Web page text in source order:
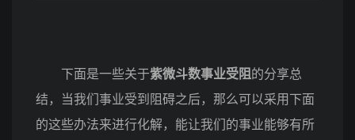
下面是一些关于紫微斗数事业受阻的分享总
结，当我们事业受到阻碍之后，那么可以采用下面
的这些办法来进行化解，能让我们的事业能够有所